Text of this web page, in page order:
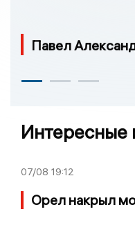
Павел
Интересные
07/08 19:12
Орел накрыл